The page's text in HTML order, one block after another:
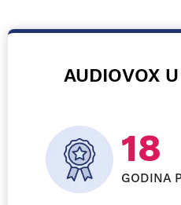
AUDIOVOX
26
GODINA